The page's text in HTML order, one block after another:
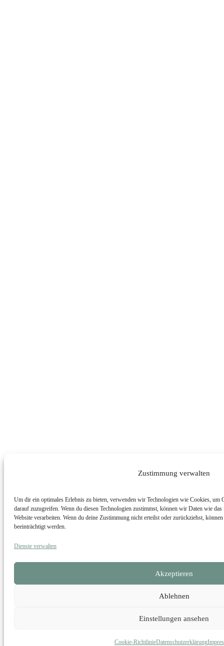
Zustimmung verwalten
Um dir ein optimales Erlebnis zu bieten, verwenden wir Technologien wie Cookies, um
darauf zuzugreifen. Wenn du diesen Technologien zustimmst, können wir Daten wie
Website verarbeiten. Wenn du deine Zustimmung nicht erteilst oder zurückziehst,
beeinträchtigt werden.
Dienste verwalten
Akzeptieren
Ablehnen
Einstellungen ansehen
Cookie-RichtlinieDatenschutzerklärung